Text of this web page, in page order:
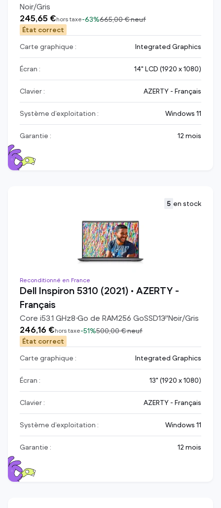
Noir/Gris
245,65 €hors taxe-63%665,00 €neuf
État correct
Carte graphique :
Integrated Graphics
Écran : 14" LCD (1920 x 1080)
Clavier : AZERTY - Français
Système d’exploitation : Windows 11
Garantie : 12 mois
5 en stock
Reconditionné en France
Dell Inspiron 5310 (2021) • AZERTY -
Français
Core i53.1 GHz8Go de RAM256 GoSSD13"Noir/Gris
246,16 €hors taxe-51%500,00 €neuf
État correct
Carte graphique :
Integrated Graphics
Écran : 13" (1920 x 1080)
Clavier : AZERTY - Français
Système d’exploitation : Windows 11
Garantie : 12 mois